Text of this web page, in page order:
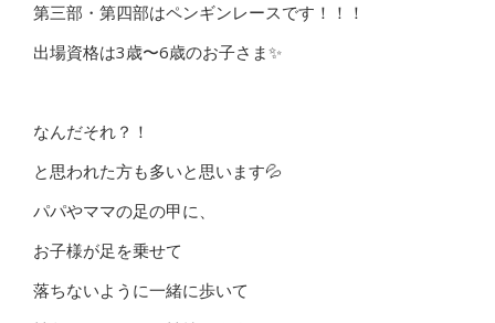
第三部・第四部はペンギンレースです！！！
出場資格は3歳〜6歳のお子さま✨
なんだそれ？！
と思われた方も多いと思います💦
パパやママの足の甲に、
お子様が足を乗せて
落ちないように一緒に歩いて